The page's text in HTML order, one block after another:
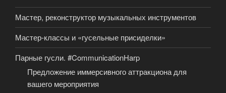
Мастер, реконструктор музыкальных инструментов
Мастер-классы и «гусельные присиделки»
Парные гусли. #CommunicationHarp
Предложение иммерсивного аттракциона для
вашего мероприятия